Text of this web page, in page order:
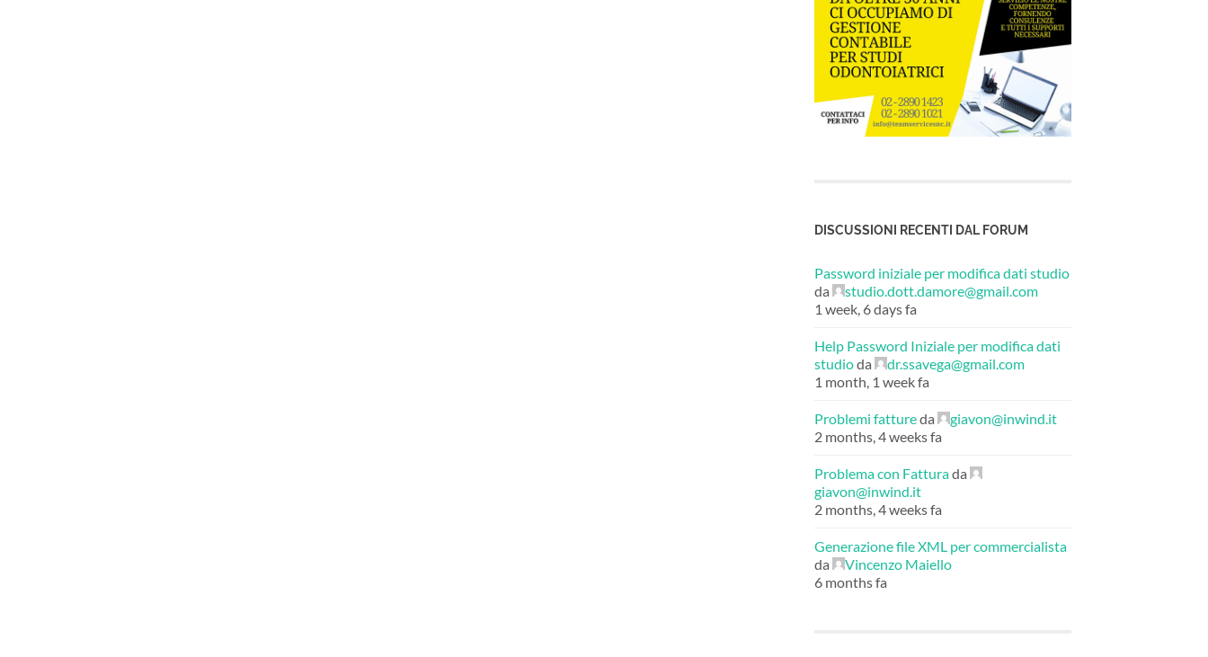
DISCUSSIONI RECENTI DAL FORUM
Password iniziale per modifica dati studio
da
studio.dott.damore@gmail.com
1 week, 6 days fa
Help Password Iniziale per modifica dati
studioda
dr.ssavega@gmail.com
1 month, 1 week fa
Problemi fattureda
giavon@inwind.it
2 months, 4 weeks fa
Problema con Fatturada
giavon@inwind.it
2 months, 4 weeks fa
Generazione file XML per commercialista
da
Vincenzo Maiello
6 months fa